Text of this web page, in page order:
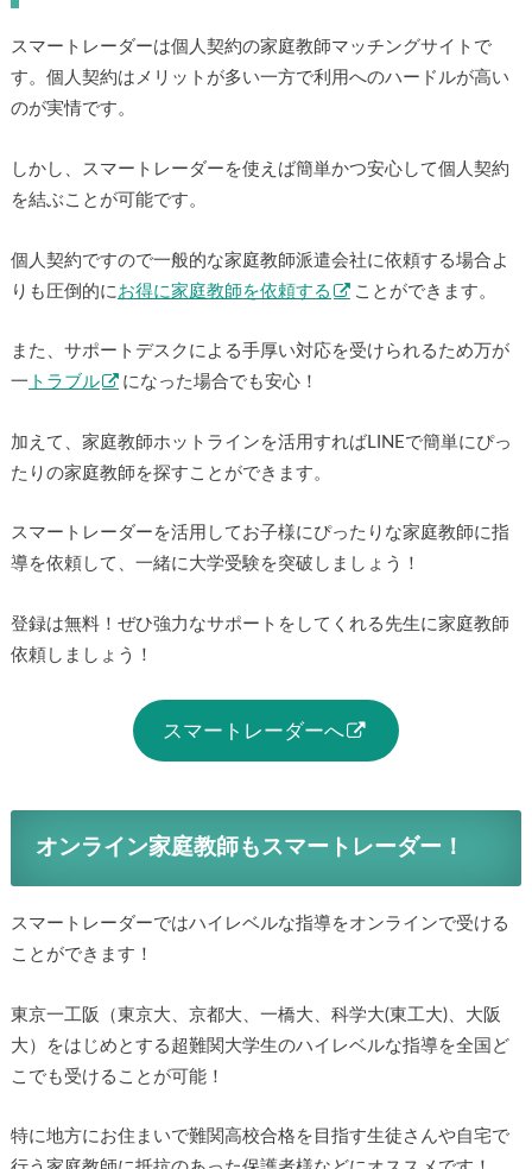
スマートレーダーは個人契約の家庭教師マッチングサイトで
す。個人契約はメリットが多い一方で利用へのハードルが高い
のが実情です。
しかし、スマートレーダーを使えば簡単かつ安心して個人契約
を結ぶことが可能です。
個人契約ですので一般的な家庭教師派遣会社に依頼する場合よ
りも圧倒的に お得に家庭教師を依頼する ことができます。
また、サポートデスクによる手厚い対応を受けられるため万が
一 トラブル になった場合でも安心！
加えて、家庭教師ホットラインを活用すればLINEで簡単にぴっ
たりの家庭教師を探すことができます。
スマートレーダーを活用してお子様にぴったりな家庭教師に指
導を依頼して、一緒に大学受験を突破しましょう！
登録は無料！ぜひ強力なサポートをしてくれる先生に家庭教師
依頼しましょう！
スマートレーダーへ
オンライン家庭教師もスマートレーダー！
スマートレーダーではハイレベルな指導をオンラインで受ける
ことができます！
東京一工阪（東京大、京都大、一橋大、科学大(東工大)、大阪
大）をはじめとする超難関大学生のハイレベルな指導を全国ど
こでも受けることが可能！
特に地方にお住まいで難関高校合格を目指す生徒さんや自宅で